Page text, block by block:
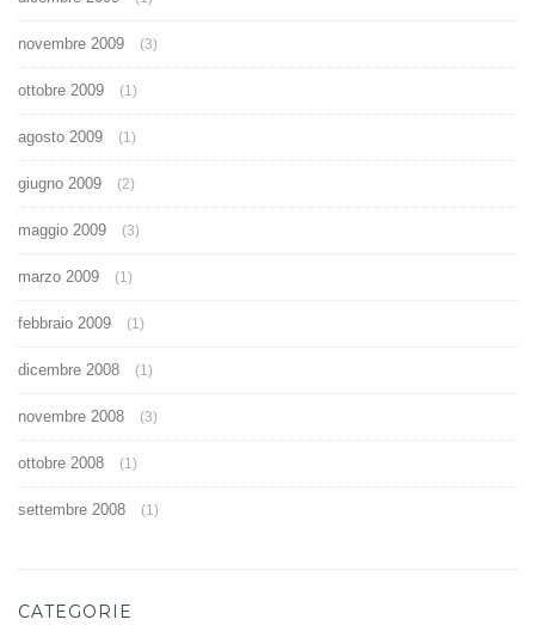
novembre 2009 (3)
ottobre 2009 (1)
agosto 2009 (1)
giugno 2009 (2)
maggio 2009 (3)
marzo 2009 (1)
febbraio 2009 (1)
dicembre 2008 (1)
novembre 2008 (3)
ottobre 2008 (1)
settembre 2008 (1)
CATEGORIE